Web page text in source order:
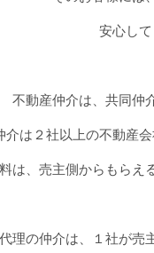
安心して
不動産仲介は、共同仲
介は２社以上の不動産
は、売主側からもらえ
理の仲介は、１社が売